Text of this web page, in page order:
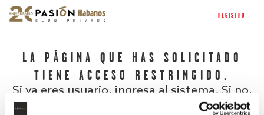
REGISTRO
LA PÁGINA QUE HAS SOLICITADO
TIENE ACCESO RESTRINGIDO.
Si ya eres usuario, ingresa al sistema. Si no,